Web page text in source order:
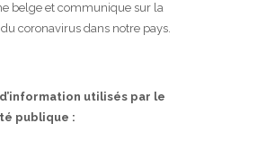
belge et communique sur la
coronavirus dans notre pays.
d’information utilisés par le
publique :